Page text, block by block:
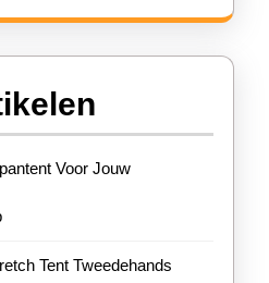
Voor Jouw
Tent Tweedehands